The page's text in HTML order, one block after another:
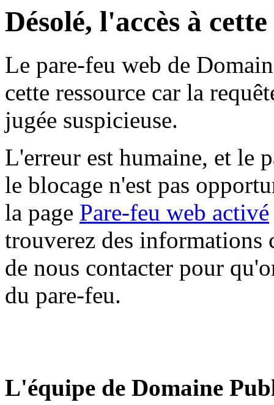
Désolé, l'accès à
Le pare-feu web de
cette ressource car la
jugée suspicieuse.
L'erreur est humaine, et le
le blocage n'est pas
la page Pare-feu web activé
trouverez des informations
de nous contacter pour
du pare-feu.
L'équipe de Domaine